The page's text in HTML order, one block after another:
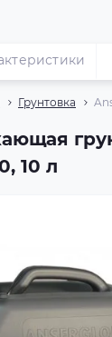
Грунтовка
10 л